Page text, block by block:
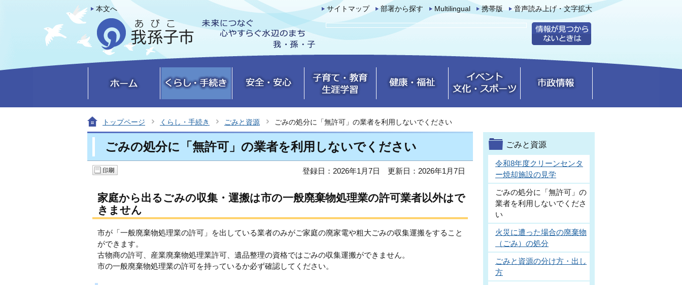
本文へ サイトマップ 部署から探す Multilingual 携帯版 音声読み上げ・文字拡大
トップページ くらし・手続き ごみと資源 ごみの処分に「無許可」の業者を利用しないでください
ごみの処分に「無許可」の業者を利用しないでください
登録日：2026年1月7日 更新日：2026年1月7日
家庭から出るごみの収集・運搬は市の一般廃棄物処理業の許可業者以外はで
きません
市が「一般廃棄物処理業の許可」を出している業者のみがご家庭の廃家電や粗大ごみの収集運搬をすること
ができます。
古物商の許可、産業廃棄物処理業許可、遺品整理の資格ではごみの収集運搬ができません。
市の一般廃棄物処理業の許可を持っているか必ず確認してください。
ごみと資源
令和8年度クリーンセンタ
ー焼却施設の見学
ごみの処分に「無許可」の
業者を利用しないでくださ
い
火災に遭った場合の廃棄物
（ごみ）の処分
ごみと資源の分け方・出し
方